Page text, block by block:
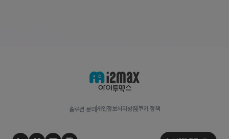
솔루션 문의 개인정보처리방침 쿠키 정책